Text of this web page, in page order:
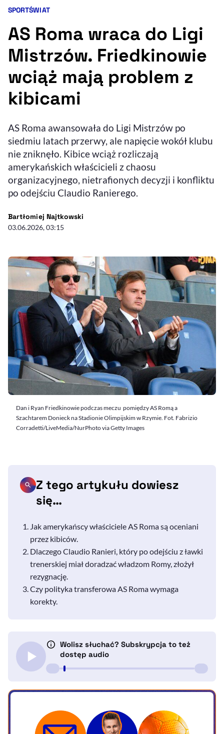
Ułatwienia dostępności wspierają:
Sprawdź, jak i dlaczego zwiększamy dostępność , otwiera się w nowym
Deklaracja dostępności, otwiera się w nowym oknie
Zgłoś problem
Kategorie artykułu:
SPORTŚWIAT
AS Roma wraca do Ligi
Mistrzów. Friedkinowie
wciąż mają problem z
kibicami
AS Roma awansowała do Ligi Mistrzów po
siedmiu latach przerwy, ale napięcie wokół klubu
nie zniknęło. Kibice wciąż rozliczają
amerykańskich właścicieli z chaosu
organizacyjnego, nietrafionych decyzji i konfliktu
po odejściu Claudio Ranierego.
Bartłomiej Najtkowski
03.06.2026, 03:15
Dan i Ryan Friedkinowie podczas meczu pomiędzy AS Romą a
Szachtarem Donieck na Stadionie Olimpijskim w Rzymie. Fot. Fabrizio
Corradetti/LiveMedia/NurPhoto via Getty Images
Z tego artykułu dowiesz
się…
Jak amerykańscy właściciele AS Roma są oceniani
przez kibiców.
DlaczegoClaudio Ranieri, który po odejściu z ławki
trenerskiej miał doradzać władzom Romy, złożył
rezygnację.
Czy polityka transferowa AS Roma wymaga
korekty.